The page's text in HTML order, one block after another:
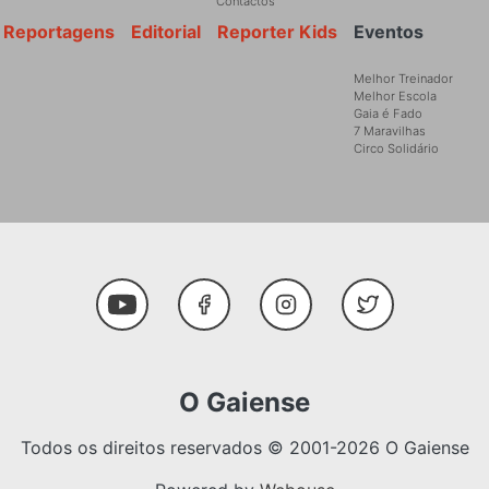
Eventos
Melhor Treinador
Melhor Escola
Gaia é Fado
7 Maravilhas
Circo Solidário
Reporter Kids
Editorial
Reportagens
Social Media
Youtube FacebookInstagramTwitter
O Gaiense
Todos os direitos reservados © 2001-2026 O Gaiense